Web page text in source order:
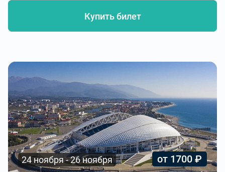
Купить билет
24 ноября - 26 ноября от 1700 ₽